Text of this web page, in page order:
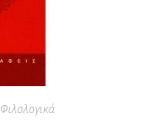
Φιλολογικά